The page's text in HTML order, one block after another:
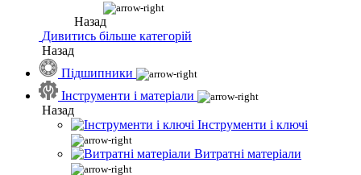
Назад
Дивитись більше категорій
Назад
Підшипники
Інструменти і матеріали
Назад
Інструменти і ключі
Витратні матеріали